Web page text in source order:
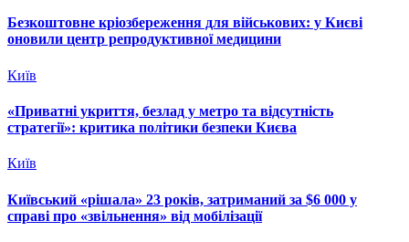
Безкоштовне кріозбереження для військових: у Києві
оновили центр репродуктивної медицини
Київ
«Приватні укриття, безлад у метро та відсутність
стратегії»: критика політики безпеки Києва
Київ
Київський «рішала» 23 років, затриманий за $6 000 у
справі про «звільнення» від мобілізації